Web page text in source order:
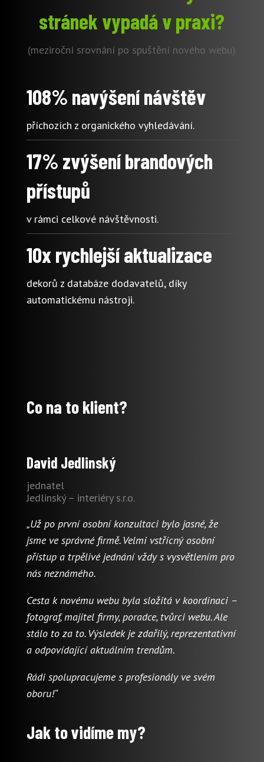
stránek vypadá v praxi?
(meziroční srovnání po spuštění nového webu)
108% navýšení návštěv
příchozích z organického vyhledávání.
17% zvýšení brandových
přístupů
v rámci celkové návštěvnosti.
10x rychlejší aktualizace
dekorů z databáze dodavatelů, díky
automatickému nástroji.
Co na to klient?
David Jedlinský
jednatel
Jedlinský – interiéry s.r.o.
„Už po první osobní konzultaci bylo jasné, že
jsme ve správné firmě. Velmi vstřícný osobní
přístup a trpělivé jednání vždy s vysvětlením pro
nás neznámého.
Cesta k novému webu byla složitá v koordinaci –
fotograf, majitel firmy, poradce, tvůrci webu. Ale
stálo to za to. Výsledek je zdařilý, reprezentativní
a odpovídající aktuálním trendům.
Rádi spolupracujeme s profesionály ve svém
oboru!“
Jak to vidíme my?